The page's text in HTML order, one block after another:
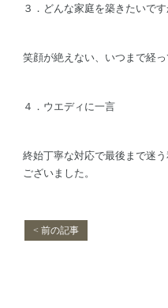
３．どんな家庭を築きたいです
笑顔が絶えない、いつまで経っ
４．ウエディに一言
終始丁寧な対応で最後まで迷
ございました。
< 前の記事